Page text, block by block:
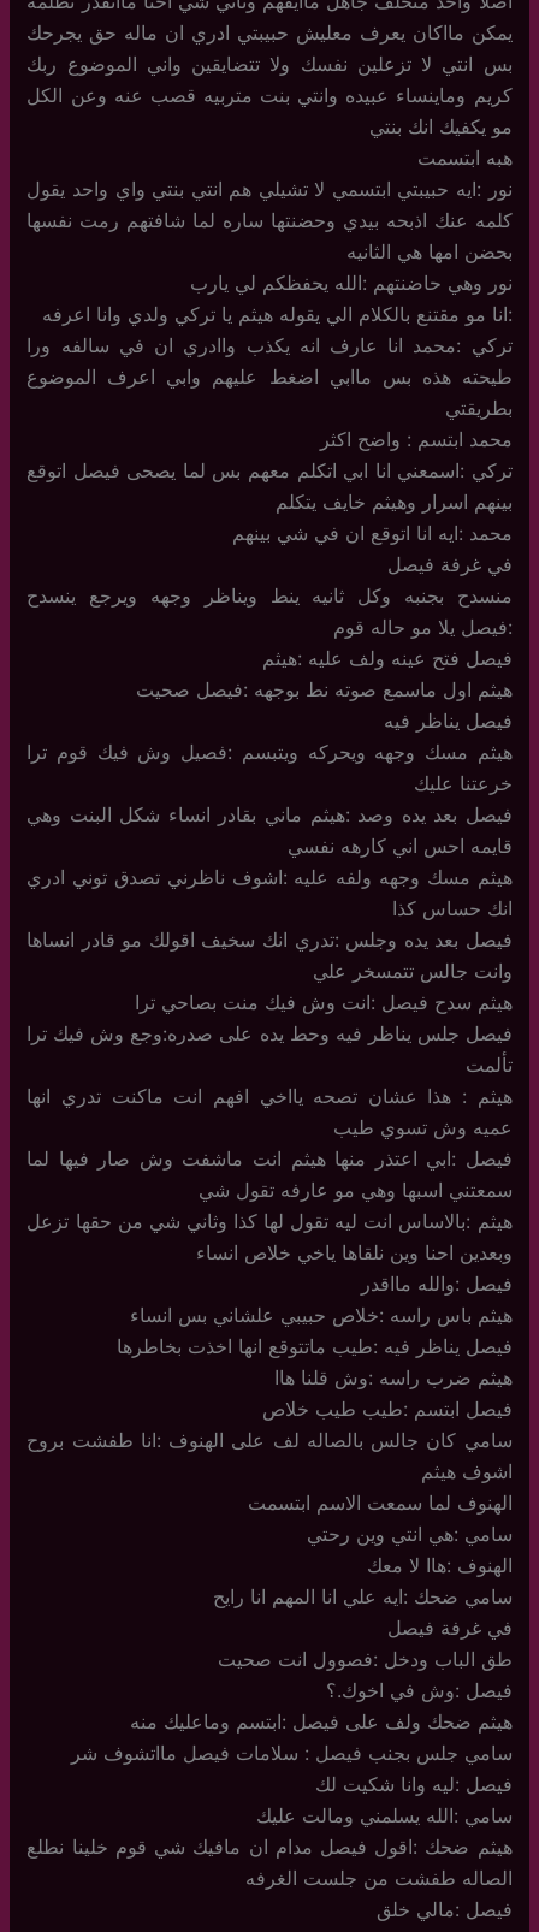
يمكن مااكان يعرف معليش حبيبتي ادري ان ماله حق يجرحك
بس انتي لا تزعلين نفسك ولا تتضايقين واني الموضوع ربك
كريم وماينساء عبيده وانتي بنت متربيه قصب عنه وعن الكل
مو يكفيك انك بنتي
هبه ابتسمت
نور :ايه حبيبتي ابتسمي لا تشيلي هم انتي بنتي واي واحد يقول
كلمه عنك اذبحه بيدي وحضنتها ساره لما شافتهم رمت نفسها
بحضن امها هي الثانيه
نور وهي حاضنتهم :الله يحفظكم لي يارب
:انا مو مقتنع بالكلام الي يقوله هيثم يا تركي ولدي وانا اعرفه
تركي :محمد انا عارف انه يكذب واادري ان في سالفه ورا
طيحته هذه بس ماابي اضغط عليهم وابي اعرف الموضوع
بطريقتي
محمد ابتسم : واضح اكثر
تركي :اسمعني انا ابي اتكلم معهم بس لما يصحى فيصل اتوقع
بينهم اسرار وهيثم خايف يتكلم
محمد :ايه انا اتوقع ان في شي بينهم
في غرفة فيصل
منسدح بجنبه وكل ثانيه ينط ويناظر وجهه ويرجع ينسدح
:فيصل يلا مو حاله قوم
فيصل فتح عينه ولف عليه :هيثم
هيثم اول ماسمع صوته نط بوجهه :فيصل صحيت
فيصل يناظر فيه
هيثم مسك وجهه ويحركه ويتبسم :فصيل وش فيك قوم ترا
خرعتنا عليك
فيصل بعد يده وصد :هيثم ماني بقادر انساء شكل البنت وهي
قايمه احس اني كارهه نفسي
هيثم مسك وجهه ولفه عليه :اشوف ناظرني تصدق توني ادري
انك حساس كذا
فيصل بعد يده وجلس :تدري انك سخيف اقولك مو قادر انساها
وانت جالس تتمسخر علي
هيثم سدح فيصل :انت وش فيك منت بصاحي ترا
فيصل جلس يناظر فيه وحط يده على صدره:وجع وش فيك ترا
تألمت
هيثم : هذا عشان تصحه يااخي افهم انت ماكنت تدري انها
عميه وش تسوي طيب
فيصل :ابي اعتذر منها هيثم انت ماشفت وش صار فيها لما
سمعتني اسبها وهي مو عارفه تقول شي
هيثم :بالاساس انت ليه تقول لها كذا وثاني شي من حقها تزعل
وبعدين احنا وين نلقاها ياخي خلاص انساء
فيصل :والله مااقدر
هيثم باس راسه :خلاص حبيبي علشاني بس انساء
فيصل يناظر فيه :طيب ماتتوقع انها اخذت بخاطرها
هيثم ضرب راسه :وش قلنا هاا
فيصل ابتسم :طيب طيب خلاص
سامي كان جالس بالصاله لف على الهنوف :انا طفشت بروح
اشوف هيثم
الهنوف لما سمعت الاسم ابتسمت
سامي :هي انتي وين رحتي
الهنوف :هاا لا معك
سامي ضحك :ايه علي انا المهم انا رايح
في غرفة فيصل
طق الباب ودخل :فصوول انت صحيت
فيصل :وش في اخوك.؟
هيثم ضحك ولف على فيصل :ابتسم وماعليك منه
سامي جلس بجنب فيصل : سلامات فيصل مااتشوف شر
فيصل :ليه وانا شكيت لك
سامي :الله يسلمني ومالت عليك
هيثم ضحك :اقول فيصل مدام ان مافيك شي قوم خلينا نطلع
الصاله طفشت من جلست الغرفه
فيصل :مالي خلق